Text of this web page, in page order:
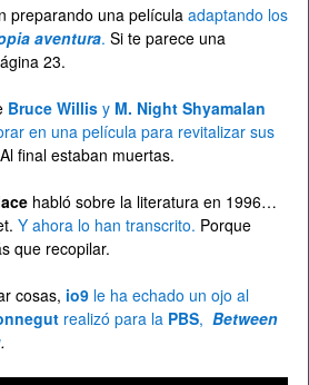
preparando una película adaptando los
aventura. Si te parece una
23.
Bruce Willis y M. Night Shyamalan
en una película para revitalizar sus
Al final estaban muertas.
habló sobre la literatura en 1996…
Y ahora lo han transcrito. Porque
que recopilar.
cosas, io9 le ha echado un ojo al
realizó para la PBS, Between
.